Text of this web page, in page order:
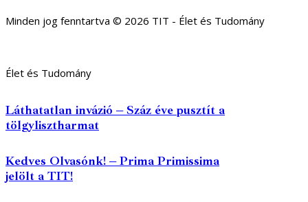
Minden jog fenntartva © 2026 TIT - Élet és Tudomány
Élet és Tudomány
Láthatatlan invázió – Száz éve pusztít a
tölgylisztharmat
Kedves Olvasónk! – Prima Primissima
jelölt a TIT!